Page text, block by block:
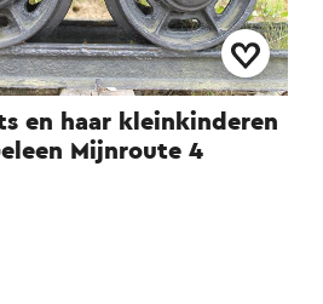
en haar kleinkinderen
Mijnroute 4